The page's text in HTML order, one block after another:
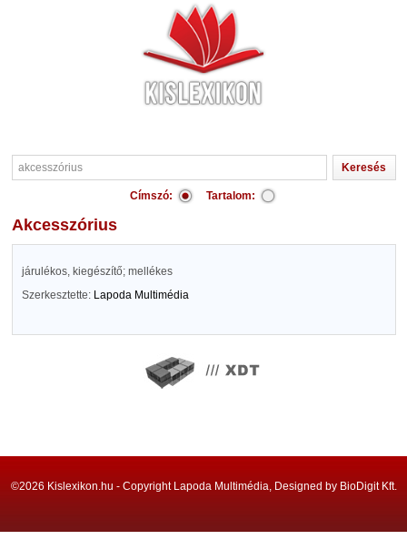
Címszó: Tartalom:
akcesszórius
járulékos, kiegészítő; mellékes
Szerkesztette: Lapoda Multimédia
©2026 Kislexikon.hu - Copyright Lapoda Multimédia, Designed by BioDigit Kft.